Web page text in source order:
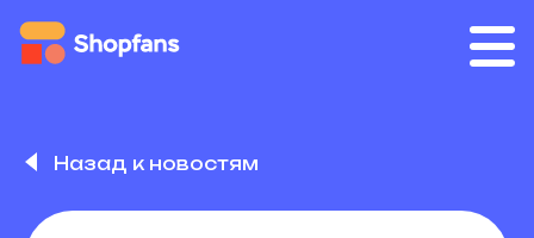
Назад к новостям